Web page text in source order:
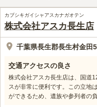
カブシキガイシャアスカナガオテン
株式会社アスカ長生店
千葉県長生郡長生村金田
交通アクセスの良さ
株式会社アスカ長生店は、国道
スが非常に便利です。この立地
ができるため、遺族や参列者の